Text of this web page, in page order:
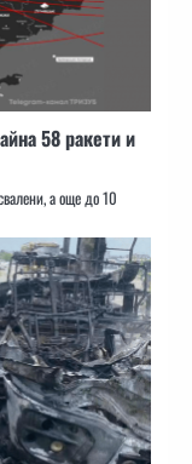
58 ракети и
а още до 10